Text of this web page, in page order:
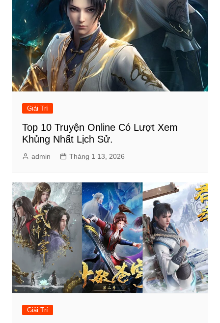
Giải Trí
Top 10 Truyện Online Có Lượt Xem
Khủng Nhất Lịch Sử.
admin Tháng 1 13, 2026
Giải Trí